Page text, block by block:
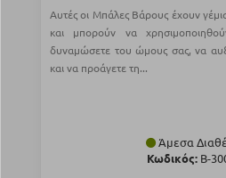
Αυτές οι Μπάλες Βάρους έχουν
και μπορούν να
δυναμώσετε του ώμους σας, να
και να προάγετε τη...
Άμεσα
Κωδικός: Β-